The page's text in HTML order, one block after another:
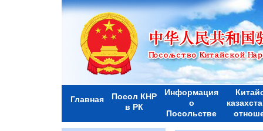
Главная
Посол КНР
в РК
Информация
о
Посольстве